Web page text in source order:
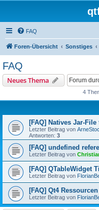
FAQ
Foren-Übersicht Sonstiges
FAQ
Neues Thema
4
[FAQ] Natives Jar-
Letzter Beitrag von
Antworten: 3
[FAQ] undefined
Letzter Beitrag von
[FAQ] QTableWidget
Letzter Beitrag von
[FAQ] Qt4 Ressourcen
Letzter Beitrag von